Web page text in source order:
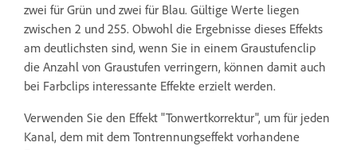
zwei für Grün und zwei für Blau. Gültige Werte liegen
zwischen 2 und 255. Obwohl die Ergebnisse dieses Effekts
am deutlichsten sind, wenn Sie in einem Graustufenclip
die Anzahl von Graustufen verringern, können damit auch
bei Farbclips interessante Effekte erzielt werden.
Verwenden Sie den Effekt "Tonwertkorrektur", um für jeden
Kanal, dem mit dem Tontrennungseffekt vorhandene